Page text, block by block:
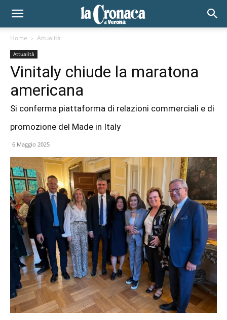
Home Attualità
Attualità
Vinitaly chiude la maratona
americana
Si conferma piattaforma di relazioni commerciali e di
promozione del Made in Italy
6 Maggio 2025